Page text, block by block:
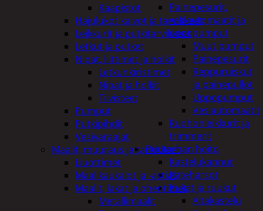
Painepesurit,
vesiautomaatit ja
uppopumput
Muut pumput
Painepesurit
Reppuruiskut
ja painepullot
Uppopumput
Vesiautomaatit
Ruohonleikkurit ja
trimmerit
Puutarhan hoito
Kastelukannut
Kateharsot
Kukat ja ruukut
Altakastelu
Kaapistot
Hajulukot kaivot ja tarvikkeet
Leikkurit ja putkitarvikkeet
Letkut ja putket
Nipat, liittimet ja holkit
Letkunkiristimet
Nipat ja holkit
Tiivisteet
Pumput
Putkipihdit
Vesivaraajat
Maalit, muuraus ja tarvikkeet
Liuottimet
Maalikaukalot ja -astiat
Maalit, lakat ja ohentimet
Metallimaalit